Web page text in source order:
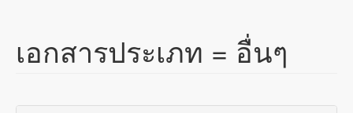
เอกสารประเภท = อื่นๆ